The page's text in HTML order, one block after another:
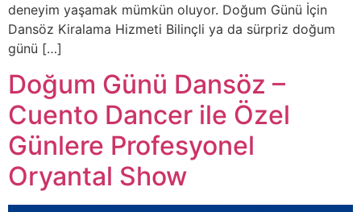
deneyim yaşamak mümkün oluyor. Doğum Günü İçin
Dansöz Kiralama Hizmeti Bilinçli ya da sürpriz doğum
günü […]
Doğum Günü Dansöz –
Cuento Dancer ile Özel
Günlere Profesyonel
Oryantal Show